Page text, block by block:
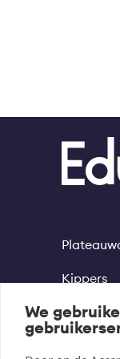
We
Footer
Kippers